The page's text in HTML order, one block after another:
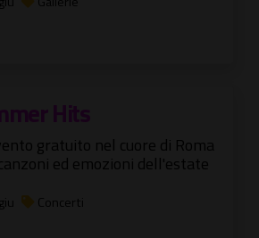
Hits
gratuito nel cuore di Roma
ed emozioni dell'estate
Concerti